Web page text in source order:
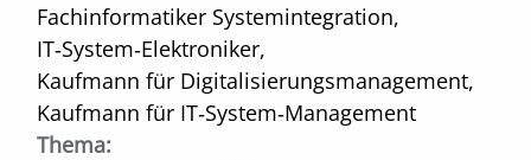
Fachinformatiker Systemintegration,
IT‑System‑Elektroniker,
Kaufmann für Digitalisierungsmanagement,
Kaufmann für IT‑System‑Management
Thema: